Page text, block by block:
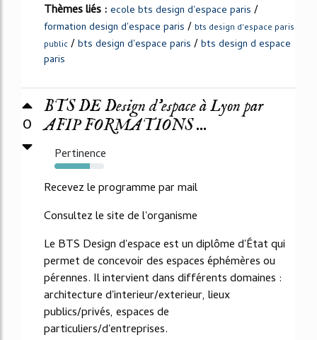
Thèmes liés : ecole bts design d'espace paris /
formation design d'espace paris / bts design d'espace paris
public /bts design d'espace paris /bts design d espace
paris
0
BTS DE Design d'espace à Lyon par
AFIP FORMATIONS ...
Pertinence
71%
Recevez le programme par mail
Consultez le site de l'organisme
Le BTS Design d'espace est un diplôme d'État qui
permet de concevoir des espaces éphémères ou
pérennes. Il intervient dans différents domaines :
architecture d'interieur/exterieur, lieux
publics/privés, espaces de
particuliers/d'entreprises.